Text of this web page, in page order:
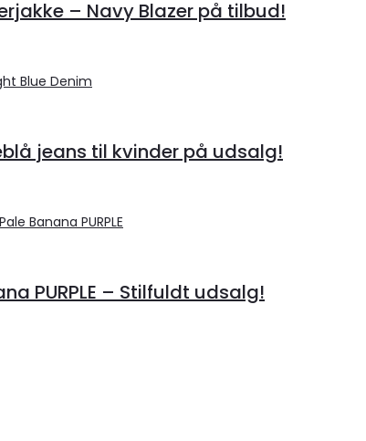
– Navy Blazer på tilbud!
jeans til kvinder på udsalg!
PURPLE – Stilfuldt udsalg!